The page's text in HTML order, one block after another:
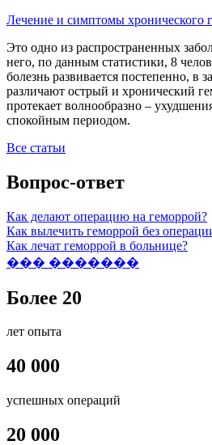
Лечение и симптомы хронического
Это одно из распространенных
него, по данным статистики, 8
болезнь развивается постепенно, в
различают острый и хронический
протекает волнообразно –
спокойным периодом.
Все статьи
Вопрос-ответ
Как делают операцию на геморрой?
Как вылечить геморрой без
Как лечат геморрой в больнице?
��� �������
Более 20
лет опыта
40 000
успешных операций
20 000